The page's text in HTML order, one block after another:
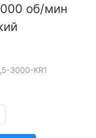
об/мин
3000-KR1